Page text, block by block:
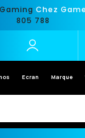
Chez
805 788
Ecran Marque